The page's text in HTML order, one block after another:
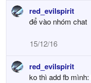
red_evilspirit
để vào nhóm chat
15/12/16
red_evilspirit
ko thì add fb mình: